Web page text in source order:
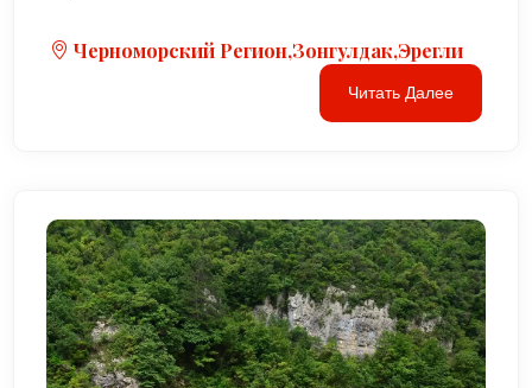
Черноморский Регион,Зонгулдак,Эрегли
Читать Далее